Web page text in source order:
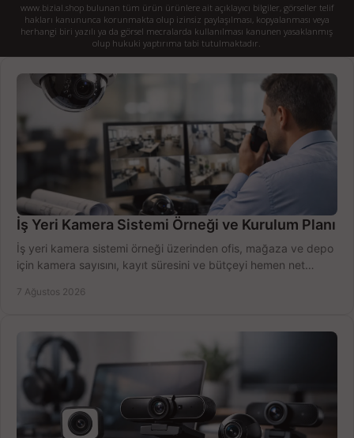
www.bizial.shop bulunan tüm ürün ürünlere ait açıklayıcı bilgiler, görseller telif
hakları kanununca korunmakta olup izinsiz paylaşılması, kopyalanması veya
herhangi biri yazılı ya da görsel mecralarda kullanılması kanunen yasaklanmış
olup hukuki yaptırıma tabi tutulmaktadır.
İş Yeri Kamera Sistemi Örneği ve Kurulum Planı
İş yeri kamera sistemi örneği üzerinden ofis, mağaza ve depo
için kamera sayısını, kayıt süresini ve bütçeyi hemen net
7 Ağustos 2026